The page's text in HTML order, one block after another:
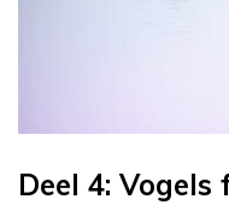
Deel 4: